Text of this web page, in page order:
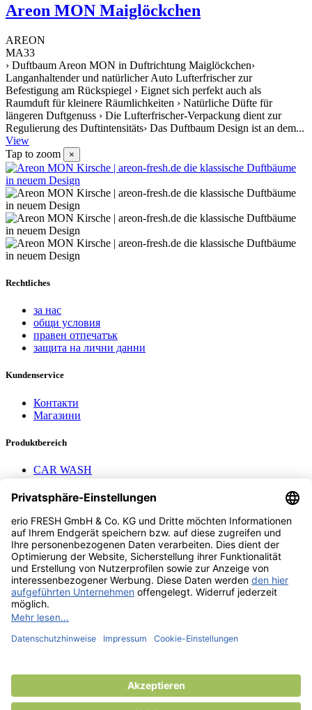
Areon MON Maiglöckchen
AREON
MA33
› Duftbaum Areon MON in Duftrichtung Maiglöckchen›
Langanhaltender und natürlicher Auto Lufterfrischer zur
Befestigung am Rückspiegel › Eignet sich perfekt auch als
Raumduft für kleinere Räumlichkeiten › Natürliche Düfte für
längeren Duftgenuss › Die Lufterfrischer-Verpackung dient zur
Regulierung des Duftintensitäts› Das Duftbaum Design ist an dem...
View
Tap to zoom
×
Rechtliches
за нас
общи условия
правен отпечатък
защита на лични данни
Kundenservice
Контакти
Магазини
Produktbereich
CAR WASH
AEROTEC Compressors
Nayax Cashless
Contact us
erio FRESH GmbH & Co. KG
Stader Landstr. 7
28719 Bremen
+49 (0) 421 169 817 80
© 2013 -2026erio FRESH GmbH & Co. KG